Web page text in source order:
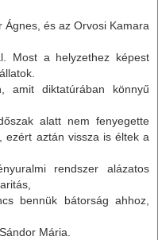
Ágnes, és az Orvosi Kamara
Most a helyzethez képest
amit diktatúrában könnyű
alatt nem fenyegette
ezért aztán vissza is éltek a
rendszer alázatos
bennük bátorság ahhoz,
Mária.